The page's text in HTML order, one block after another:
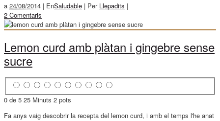
a 24/08/2014 | EnSaludable | Per Llepadits |
2 Comentaris
Lemon curd amb plàtan i gingebre sense
sucre
0 de 5 25 Minuts 2 pots
Fa anys vaig descobrir la recepta del lemon curd, i amb el temps l'he anat